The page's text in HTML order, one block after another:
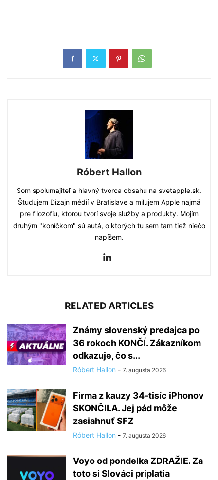
Róbert Hallon
Som spolumajiteľ a hlavný tvorca obsahu na svetapple.sk.
Študujem Dizajn médií v Bratislave a milujem Apple najmä
pre filozofiu, ktorou tvorí svoje služby a produkty. Mojím
druhým "koníčkom" sú autá, o ktorých tu sem tam tiež niečo
napíšem.
RELATED ARTICLES
Známy slovenský predajca po
36 rokoch KONČÍ. Zákazníkom
odkazuje, čo s...
Róbert Hallon - 7. augusta 2026
Firma z kauzy 34-tisíc iPhonov
SKONČILA. Jej pád môže
zasiahnuť SFZ
Róbert Hallon - 7. augusta 2026
Voyo od pondelka ZDRAŽIE. Za
toto si Slováci priplatia